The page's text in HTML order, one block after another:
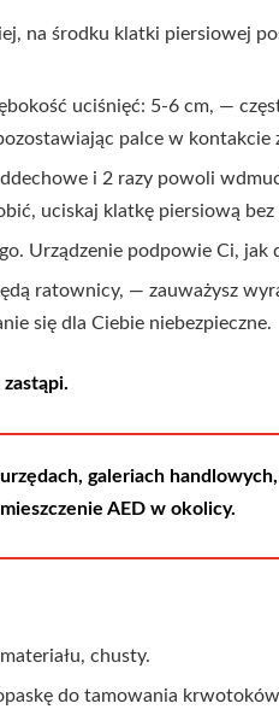
na środku klatki piersiowej
uciśnięć: 5-6 cm, —
palce w kontakcie
i 2 razy powoli
uciskaj klatkę piersiową
Urządzenie podpowie Ci, jak
ratownicy, — zauważysz
się dla Ciebie niebezpieczne.
galeriach
AED w okolicy.
chusty.
do tamowania